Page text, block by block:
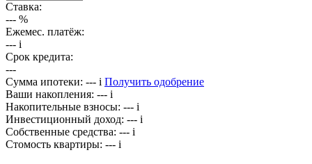
Ставка:
--- %
Ежемес. платёж:
--- i
Срок кредита:
---
Сумма ипотеки: --- i Получить одобрение
Ваши накопления: --- i
Накопительные взносы: --- i
Инвестиционный доход: --- i
Собственные средства: --- i
Стомость квартиры: --- i